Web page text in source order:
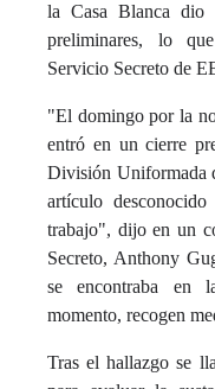
la Casa Blanca dio
preliminares, lo
Servicio Secreto de
"El domingo por la
entró en un cierre
División Uniformada
artículo
trabajo", dijo en un
Secreto, Anthony
se encontraba en
momento, recogen
Tras el hallazgo se